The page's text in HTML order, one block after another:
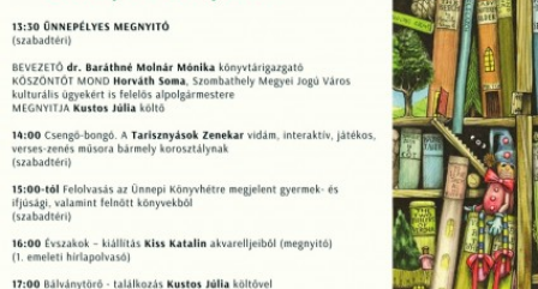
Sport
Szabadidő
Hasznos